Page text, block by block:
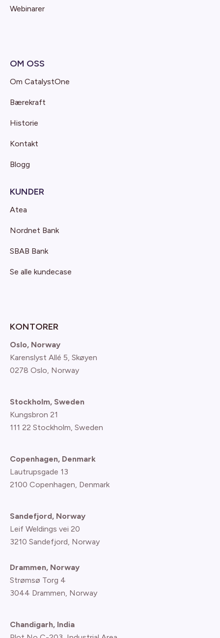
Webinarer
OM OSS
Om CatalystOne
Bærekraft
Historie
Kontakt
Blogg
KUNDER
Atea
Nordnet Bank
SBAB Bank
Se alle kundecase
KONTORER
Oslo, Norway
Karenslyst Allé 5, Skøyen
0278 Oslo, Norway
Stockholm, Sweden
Kungsbron 21
111 22 Stockholm, Sweden
Copenhagen, Denmark
Lautrupsgade 13
2100 Copenhagen, Denmark
Sandefjord, Norway
Leif Weldings vei 20
3210 Sandefjord, Norway
Drammen, Norway
Strømsø Torg 4
3044 Drammen, Norway
Chandigarh, India